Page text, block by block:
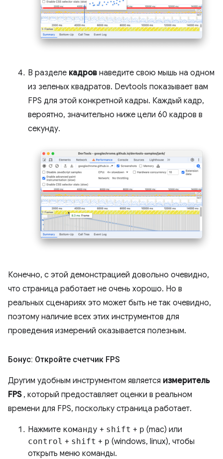
В разделе кадров наведите свою мышь на одном
из зеленых квадратов. Devtools показывает вам
FPS для этой конкретной кадры. Каждый кадр,
вероятно, значительно ниже цели 60 кадров в
секунду.
Конечно, с этой демонстрацией довольно очевидно,
что страница работает не очень хорошо. Но в
реальных сценариях это может быть не так очевидно,
поэтому наличие всех этих инструментов для
проведения измерений оказывается полезным.
Бонус: Откройте счетчик FPS
Другим удобным инструментом является измеритель
FPS, который предоставляет оценки в реальном
времени для FPS, поскольку страница работает.
Нажмите команду + shift + p (mac) или
control + shift + p (windows, linux), чтобы
открыть меню команды.